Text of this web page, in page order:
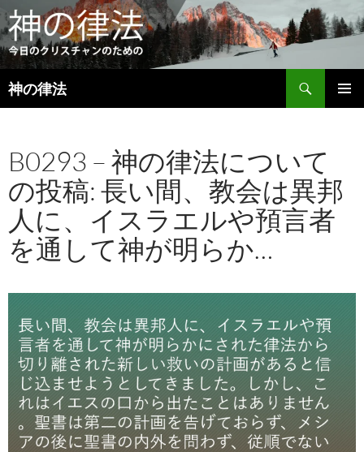
神の律法
検
索
ン
ツ
へ
ス
キ
ッ
プ
B0293 – 神の律法について
の投稿: 長い間、教会は異邦
人に、イスラエルや預言者
を通して神が明らか…